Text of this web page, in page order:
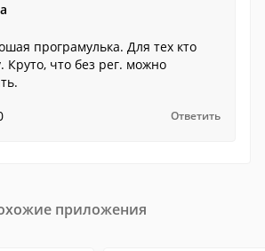
програмулька. Для тех кто
Круто, что без рег. можно
Ответить
приложения